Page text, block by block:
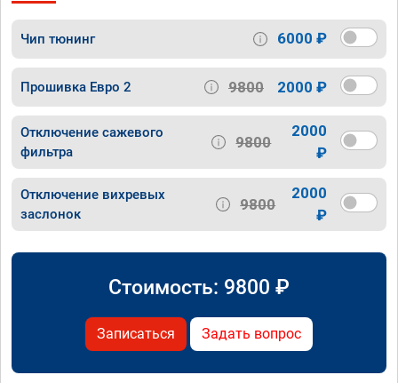
Чип тюнинг 6000 ₽
Прошивка Евро 2 9800 2000 ₽
Отключение сажевого
фильтра
9800
2000
₽
Отключение вихревых
заслонок
9800
2000
₽
Стоимость: 9800 ₽
Записаться Задать вопрос